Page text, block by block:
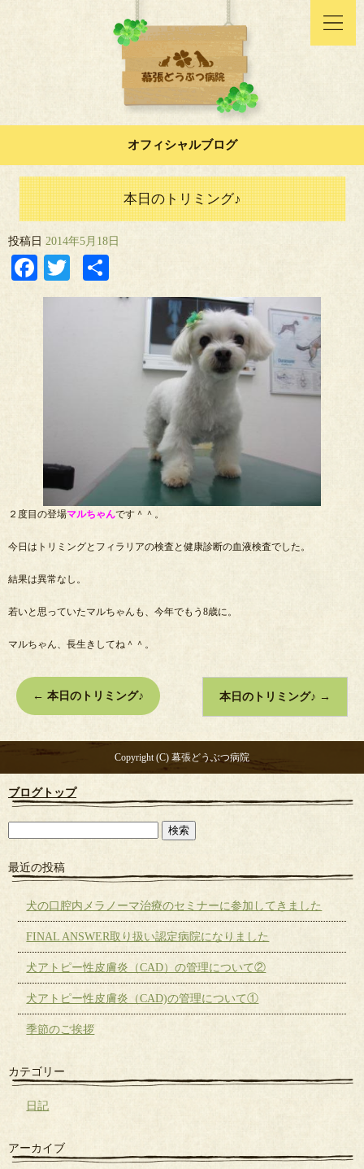
オフィシャルブログ
本日のトリミング♪
投稿日 2014年5月18日
Facebook
Twitter
有
２度目の登場マルちゃんです＾＾。
今日はトリミングとフィラリアの検査と健康診断の血液検査でした。
結果は異常なし。
若いと思っていたマルちゃんも、今年でもう8歳に。
マルちゃん、長生きしてね＾＾。
← 本日のトリミング♪ 本日のトリミング♪ →
Copyright (C) 幕張どうぶつ病院
ブログトップ
最近の投稿
犬の口腔内メラノーマ治療のセミナーに参加してきました
FINAL ANSWER取り扱い認定病院になりました
犬アトピー性皮膚炎（CAD）の管理について②
犬アトピー性皮膚炎（CAD)の管理について①
季節のご挨拶
カテゴリー
日記
アーカイブ